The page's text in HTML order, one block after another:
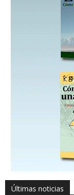
Últimas noticias